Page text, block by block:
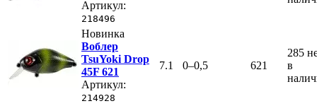
Артикул:
218496
Новинка
Воблер
TsuYoki Drop
45F 621
Артикул:
214928
7.1 0–0,5 621
285
в